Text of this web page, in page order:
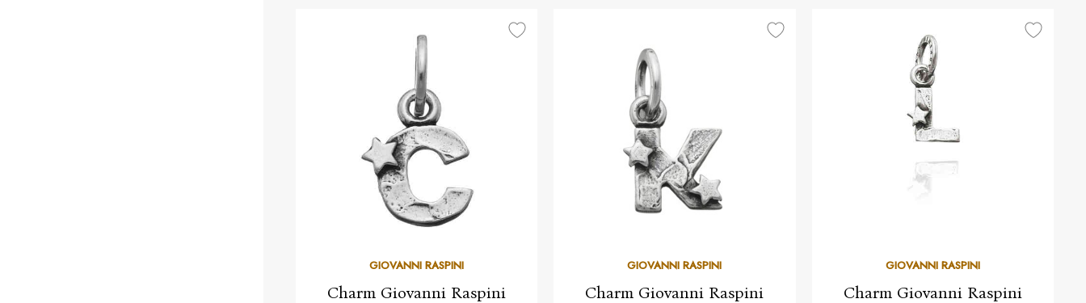
GIOVANNI RASPINI
Charm Giovanni Raspini
GIOVANNI RASPINI
Charm Giovanni Raspini
GIOVANNI RASPINI
Charm Giovanni Raspini